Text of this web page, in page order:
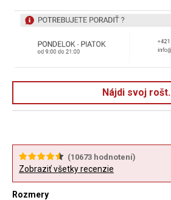
Nájdi svoj rošt.
(10673 hodnotení)
Zobraziť všetky recenzie
Rozmery